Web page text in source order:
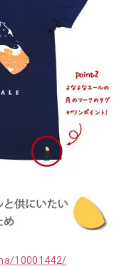
10001442/